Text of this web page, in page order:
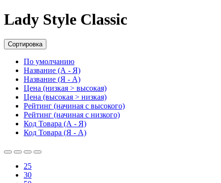
Lady Style Classic
Сортировка
По умолчанию
Название (А - Я)
Название (Я - А)
Цена (низкая > высокая)
Цена (высокая > низкая)
Рейтинг (начиная с высокого)
Рейтинг (начиная с низкого)
Код Товара (А - Я)
Код Товара (Я - А)
25
30